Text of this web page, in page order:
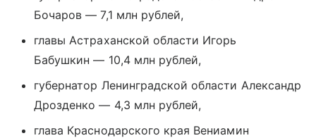
Бочаров — 7,1 млн рублей,
главы Астраханской области Игорь
Бабушкин — 10,4 млн рублей,
губернатор Ленинградской области Александр
Дрозденко — 4,3 млн рублей,
глава Краснодарского края Вениамин